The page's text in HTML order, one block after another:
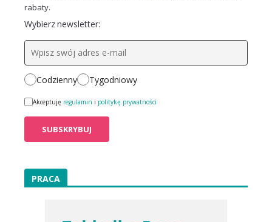
rabaty.
Wybierz newsletter:
Codzienny Tygodniowy
Akceptuję regulamin i politykę prywatności
PRACA